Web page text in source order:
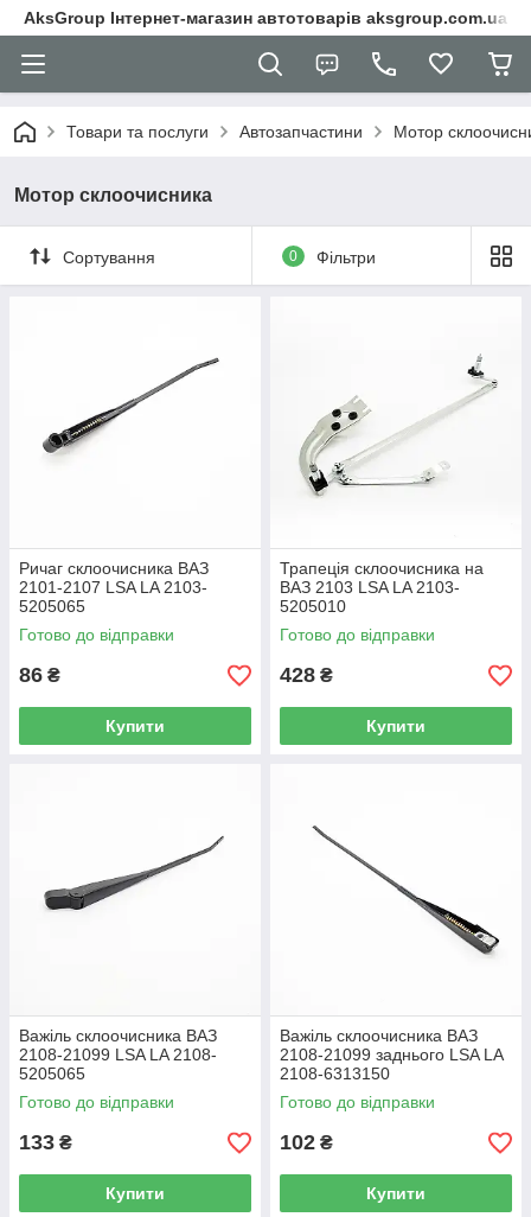
AksGroup Інтернет-магазин автотоварів aksgroup.com.ua
Товари та послуги Автозапчастини Мотор
Мотор склоочисника
Сортування 0 Фільтри
Ричаг склоочисника ВАЗ
2101-2107 LSA LA 2103-
5205065
Готово до відправки
86 ₴
Купити
Трапеція склоочисника на
ВАЗ 2103 LSA LA 2103-
5205010
Готово до відправки
428 ₴
Купити
Важіль склоочисника ВАЗ
2108-21099 LSA LA 2108-
5205065
Готово до відправки
133 ₴
Купити
Важіль склоочисника ВАЗ
2108-21099 заднього LSA LA
2108-6313150
Готово до відправки
102 ₴
Купити